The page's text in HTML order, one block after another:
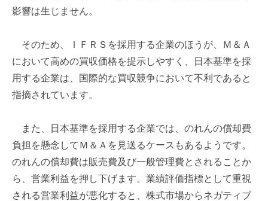
影響は生じません。
そのため、ＩＦＲＳを採用する企業のほうが、Ｍ＆Ａ
において高めの買収価格を提示しやすく、日本基準を採
用する企業は、国際的な買収競争において不利であると
指摘されています。
また、日本基準を採用する企業では、のれんの償却費
負担を懸念してＭ＆Ａを見送るケースもあるようです。
のれんの償却費は販売費及び一般管理費とされることか
ら、営業利益を押し下げます。業績評価指標として重視
される営業利益が悪化すると、株式市場からネガティブ